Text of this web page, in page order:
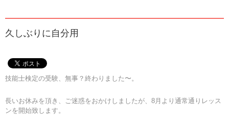
久しぶりに自分用
技能士検定の受験、無事？終わりました〜。
長いお休みを頂き、ご迷惑をおかけしましたが、8月より通常通りレッス
ンを開始致します。